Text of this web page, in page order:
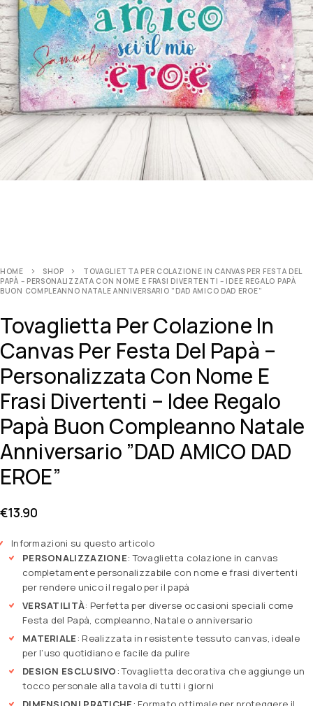
HOME SHOP
TOVAGLIETTA PER COLAZIONE IN CANVAS PER FESTA DEL
PAPÀ – PERSONALIZZATA CON NOME E FRASI DIVERTENTI – IDEE REGALO PAPÀ
BUON COMPLEANNO NATALE ANNIVERSARIO ”DAD AMICO DAD EROE”
Tovaglietta Per Colazione In
Canvas Per Festa Del Papà –
Personalizzata Con Nome E
Frasi Divertenti – Idee Regalo
Papà Buon Compleanno Natale
Anniversario ”DAD AMICO DAD
EROE”
€13.90
Informazioni su questo articolo
PERSONALIZZAZIONE: Tovaglietta colazione in canvas
completamente personalizzabile con nome e frasi divertenti
per rendere unico il regalo per il papà
VERSATILITÀ: Perfetta per diverse occasioni speciali come
Festa del Papà, compleanno, Natale o anniversario
MATERIALE: Realizzata in resistente tessuto canvas, ideale
per l’uso quotidiano e facile da pulire
DESIGN ESCLUSIVO : Tovaglietta decorativa che aggiunge un
tocco personale alla tavola di tutti i giorni